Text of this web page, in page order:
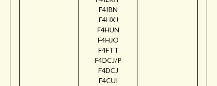
F4IBN
F4HXJ
F4HUN
F4HJO
F4FTT
F4DCJ/P
F4DCJ
F4CUI